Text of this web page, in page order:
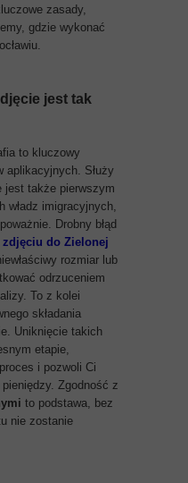
zasady,
gdzie wykonać
jest tak
to kluczowy
aplikacyjnych. Służy
jest także pierwszym
władz imigracyjnych,
Drobny błąd
zdjęciu do Zielonej
rozmiar lub
odrzuceniem
To z kolei
składania
Uniknięcie takich
etapie,
i pozwoli Ci
Zgodność z
to podstawa, bez
nie zostanie